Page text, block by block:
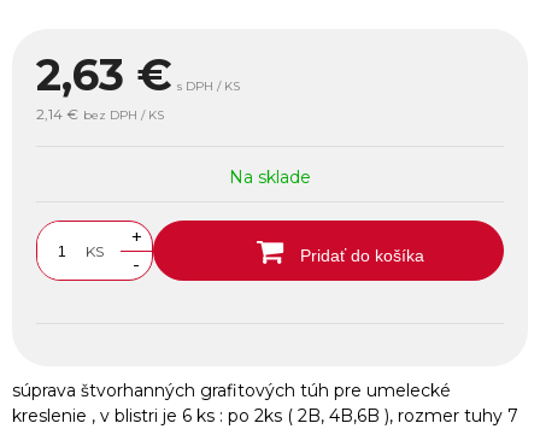
2,63 € s DPH / KS
2,14 € bez DPH / KS
Na sklade
KS
+
-
Pridať do košíka
súprava štvorhanných grafitových túh pre umelecké
kreslenie , v blistri je 6 ks : po 2ks ( 2B, 4B,6B ), rozmer tuhy 7